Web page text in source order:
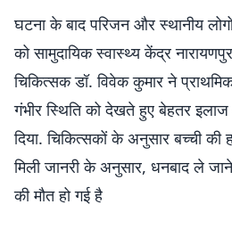
घटना के बाद परिजन और स्थानीय
को सामुदायिक स्वास्थ्य केंद्र
चिकित्सक डॉ. विवेक कुमार ने
गंभीर स्थिति को देखते हुए बेहतर
दिया. चिकित्सकों के अनुसार बच्ची की
मिली जानरी के अनुसार, धनबाद ले
की मौत हो गई है